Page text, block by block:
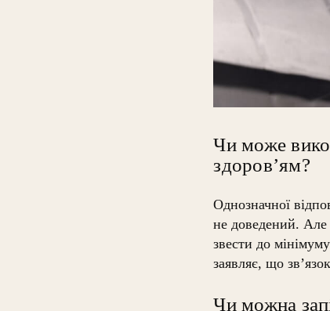
Чи може
здоров’ям?
Однозначної
не доведений. Але
звести до
заявляє, що
Чи можна